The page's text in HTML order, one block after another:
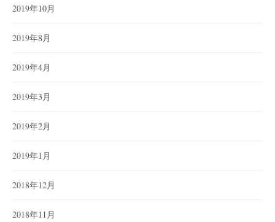
2019年10月
2019年8月
2019年4月
2019年3月
2019年2月
2019年1月
2018年12月
2018年11月